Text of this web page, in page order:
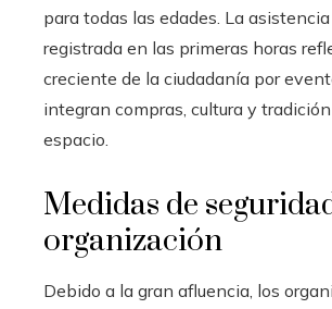
para todas las edades. La
registrada en las primeras horas
creciente de la ciudadanía por
integran compras, cultura y
espacio.
Medidas de
organización
Debido a la gran afluencia, los